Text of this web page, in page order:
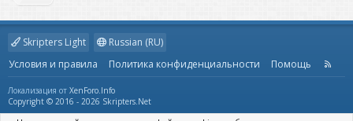
Skripters Light
Russian (RU)
Условия и правила
Политика конфиденциальности Помощь
R
Локализация от XenForo.Info
Copyright © 2016 - 2026 Skripters.Net